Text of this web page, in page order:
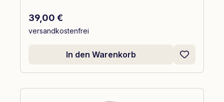
Regulärer Preis:
39,00 €
versandkostenfrei
In den Warenkorb